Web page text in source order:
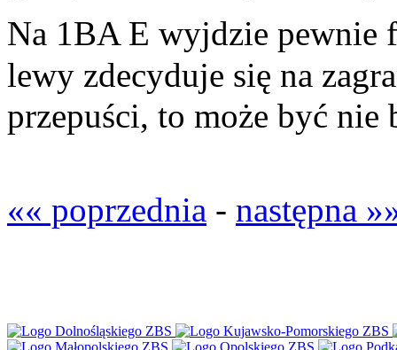
Na 1BA E wyjdzie pewnie
lewy zdecyduje się na
przepuści, to może być nie
«« poprzednia - następna